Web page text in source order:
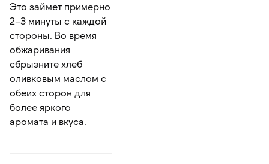
Это займет примерно
2–3 минуты с каждой
стороны. Во время
обжаривания
сбрызните хлеб
оливковым маслом с
обеих сторон для
более яркого
аромата и вкуса.